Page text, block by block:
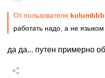
От пользователя kolumbbb
работать надо, а не
да да... путен примерно